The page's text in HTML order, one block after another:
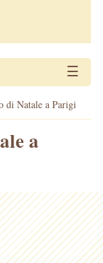
☰
di Natale a Parigi
a